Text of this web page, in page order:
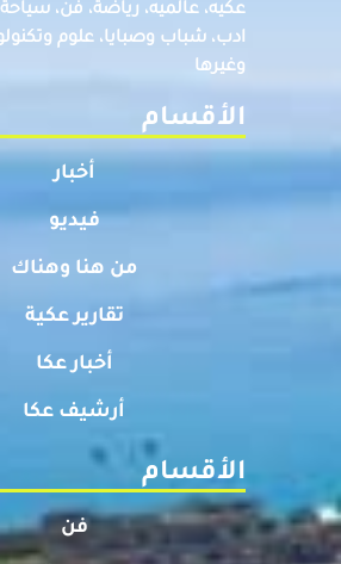
عكيه، عالميه، رياضة، فن،
ادب، شباب وصبايا، علوم
وغيرها
الأقسام
أخبار
فيديو
من هنا وهناك
تقارير عكية
أخبار عكا
أرشيف عكا
الأقسام
فن